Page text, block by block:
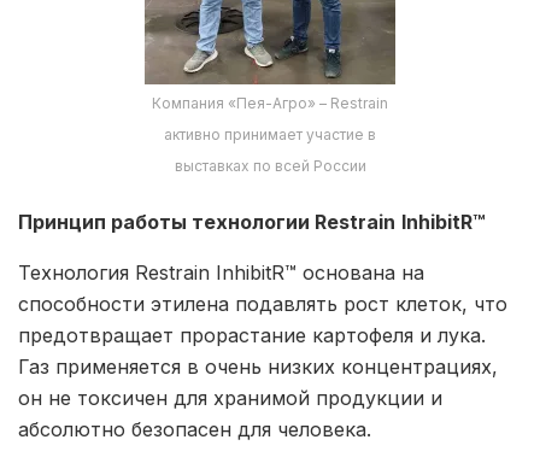
Компания «Пея-Агро» – Restrain
активно принимает участие в
выставках по всей России
Принцип работы технологии Restrain InhibitR™
Технология Restrain InhibitR™ основана на
способности этилена подавлять рост клеток, что
предотвращает прорастание картофеля и лука.
Газ применяется в очень низких концентрациях,
он не токсичен для хранимой продукции и
абсолютно безопасен для человека.